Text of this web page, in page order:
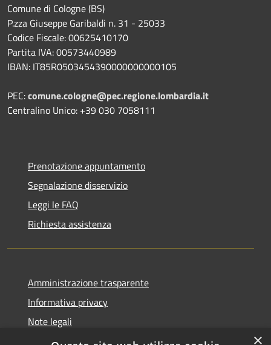
Comune di Cologne (BS)
P.zza Giuseppe Garibaldi n. 31 - 25033
Codice Fiscale: 00625410170
Partita IVA: 00573440989
IBAN: IT85R0503454390000000000105
PEC:comune.cologne@pec.regione.lombardia.it
Centralino Unico: +39 030 7058111
Prenotazione appuntamento
Segnalazione disservizio
Leggi le FAQ
Richiesta assistenza
Amministrazione trasparente
Informativa privacy
Note legali
Dichiarazione di accessibilità
×